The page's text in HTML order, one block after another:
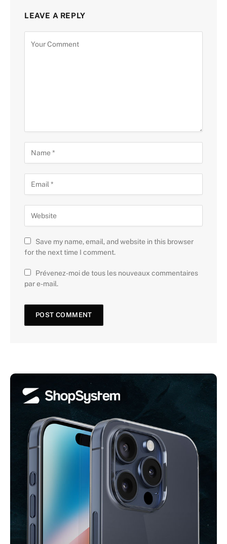
LEAVE A REPLY
Save my name, email, and website in this browser
for the next time I comment.
Prévenez-moi de tous les nouveaux commentaires
par e-mail.